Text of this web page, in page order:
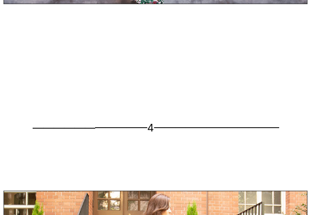
———————————4————————————